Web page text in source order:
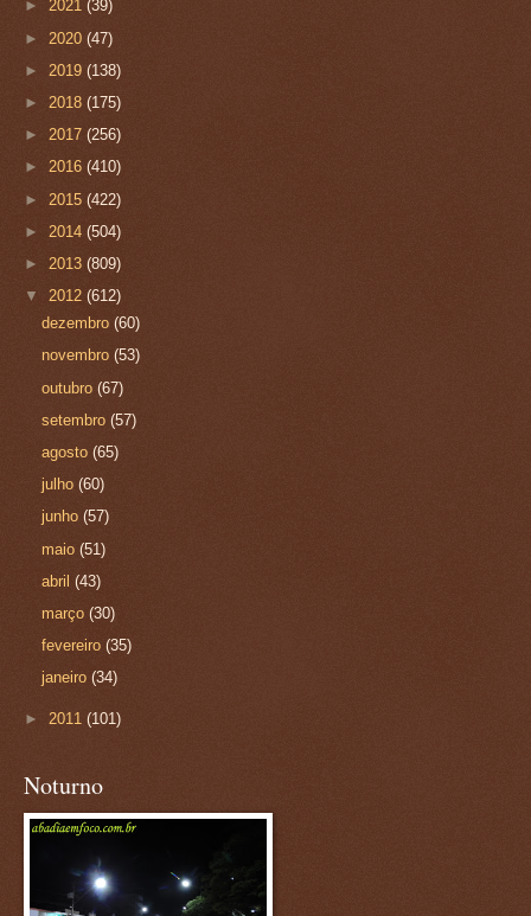
► 2021 (39)
► 2020 (47)
► 2019 (138)
► 2018 (175)
► 2017 (256)
► 2016 (410)
► 2015 (422)
► 2014 (504)
► 2013 (809)
▼ 2012 (612)
dezembro(60)
novembro(53)
outubro(67)
setembro(57)
agosto(65)
julho(60)
junho(57)
maio(51)
abril(43)
março(30)
fevereiro(35)
janeiro(34)
► 2011 (101)
Noturno